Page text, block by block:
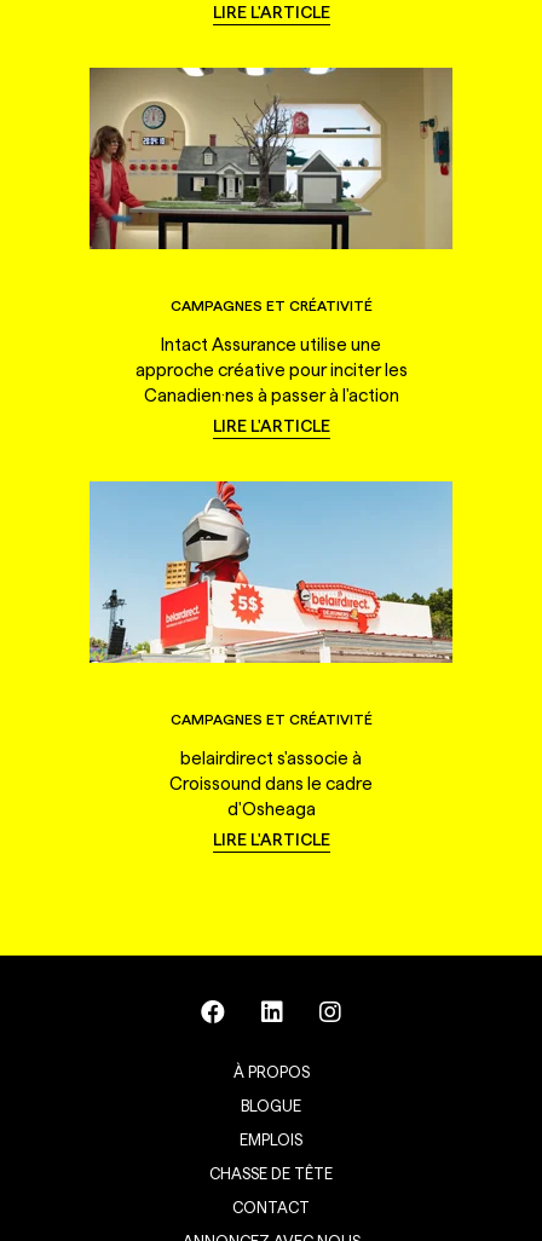
LIRE L'ARTICLE
CAMPAGNES ET CRÉATIVITÉ
Intact Assurance utilise une
approche créative pour inciter les
Canadien·nes à passer à l'action
LIRE L'ARTICLE
CAMPAGNES ET CRÉATIVITÉ
belairdirect s'associe à
Croissound dans le cadre
d'Osheaga
LIRE L'ARTICLE
À PROPOS
BLOGUE
EMPLOIS
CHASSE DE TÊTE
CONTACT